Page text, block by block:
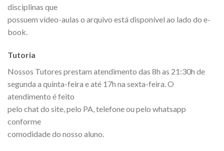
disciplinas que
possuem vídeo-aulas o arquivo está disponível ao lado do e-
book.
Tutoria
Nossos Tutores prestam atendimento das 8h as 21:30h de
segunda a quinta-feira e até 17h na sexta-feira. O
atendimento é feito
pelo chat do site, pelo PA, telefone ou pelo whatsapp
conforme
comodidade do nosso aluno.